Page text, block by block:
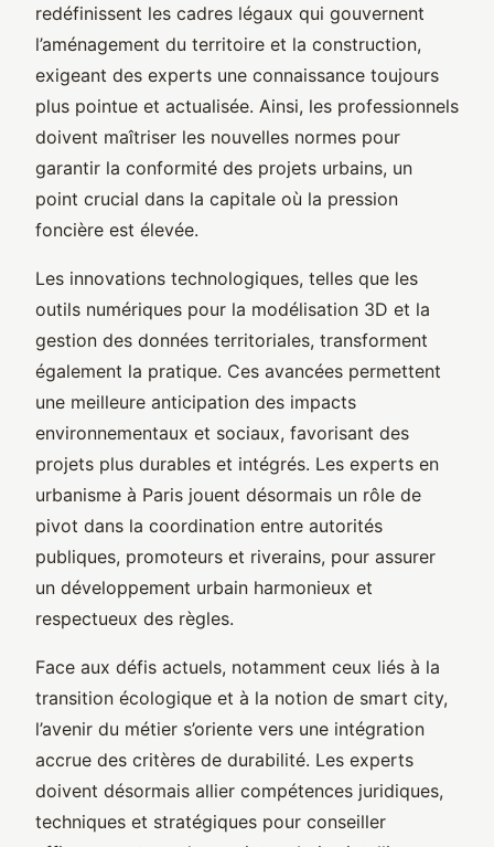
redéfinissent les cadres légaux qui gouvernent
l’aménagement du territoire et la construction,
exigeant des experts une connaissance toujours
plus pointue et actualisée. Ainsi, les professionnels
doivent maîtriser les nouvelles normes pour
garantir la conformité des projets urbains, un
point crucial dans la capitale où la pression
foncière est élevée.
Les innovations technologiques, telles que les
outils numériques pour la modélisation 3D et la
gestion des données territoriales, transforment
également la pratique. Ces avancées permettent
une meilleure anticipation des impacts
environnementaux et sociaux, favorisant des
projets plus durables et intégrés. Les experts en
urbanisme à Paris jouent désormais un rôle de
pivot dans la coordination entre autorités
publiques, promoteurs et riverains, pour assurer
un développement urbain harmonieux et
respectueux des règles.
Face aux défis actuels, notamment ceux liés à la
transition écologique et à la notion de smart city,
l’avenir du métier s’oriente vers une intégration
accrue des critères de durabilité. Les experts
doivent désormais allier compétences juridiques,
techniques et stratégiques pour conseiller